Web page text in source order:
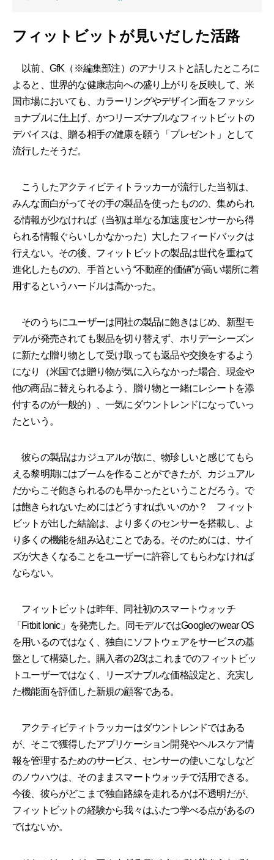
フィットビットが見いだした活路
以前、GfK（※編集部注）のアナリストと話したところに
よると、世界的な健康志向への盛り上がりを反映して、米
国市場においても、カラーリングやデザイン面をファッシ
ョナブルに仕上げ、かつリーズナブルなフィットビットの
デバイスは、贈る相手の健康を願う「プレゼント」として
流行したそうだ。
こうしたアクティビティトラッカーが流行した当初は、
みんな面白がってその手の製品を使ったものの、集められ
る情報が少なければ（当初は単なる加速度センサーから得
られる情報ぐらいしかなかった）大したフィードバックは
行えない。その後、フィットビットの製品は世代を重ねて
進化したものの、手首という“不動産的価値”が高い場所に着
用するというハードルは高かった。
そのうちにユーザーは同社の製品に飽きはじめ、新型モ
デルが発売されても製品を切り替えず、ホリデーシーズン
に新たな贈り物として受け取っても返品や交換をするよう
になり（米国では贈り物が気に入らなかった場合、現金や
他の商品に替えられるよう、贈り物と一緒にレシートを添
付するのが一般的）、一気にダウントレンドになっていっ
たという。
彼らの製品はカジュアルが故に、物珍しいと感じてもら
える黎明期にはブームを作ることができたが、カジュアル
だからこそ飽きられるのも早かったということだろう。で
は飽きられないためにはどうすればいいのか？ フィット
ビットが出した結論は、より多くのセンサーを搭載し、よ
り多くの機能を組み込むことである。そのためには、サイ
ズが大きくなることをユーザーに許容してもらわなければ
ならない。
フィットビットは昨年、同社初のスマートウォッチ
「Fitbit Ionic」を発売した。同モデルではGoogleのwear OS
を用いるのではなく、独自にソフトウェアをサービスの基
盤として構築した。購入者の2/3はこれまでのフィットビッ
トユーザーではなく、リーズナブルな価格設定と、充実し
た機能面を評価した新規の顧客である。
アクティビティトラッカーはダウントレンドではある
が、そこで獲得したアプリケーション開発やヘルスケア情
報を管理するためのサービス、センサーの使いこなしなど
のノウハウは、そのままスマートウォッチで活用できる。
今後、彼らがどこまで独自路線を走れるかは不透明だが、
フィットビットの経験から我々はふたつ学べる点があるの
ではないか。